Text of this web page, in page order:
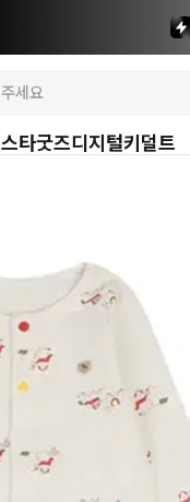
스타굿즈디지털키덜트